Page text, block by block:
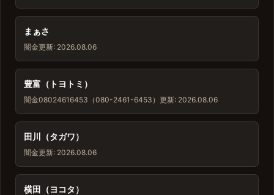
まぁさ
闇金更新: 2026.08.06
豊富（トヨトミ）
闇金08024616453（080-2461-6453） 更新: 2026.08.06
田川（タガワ）
闇金更新: 2026.08.06
横田（ヨコタ）